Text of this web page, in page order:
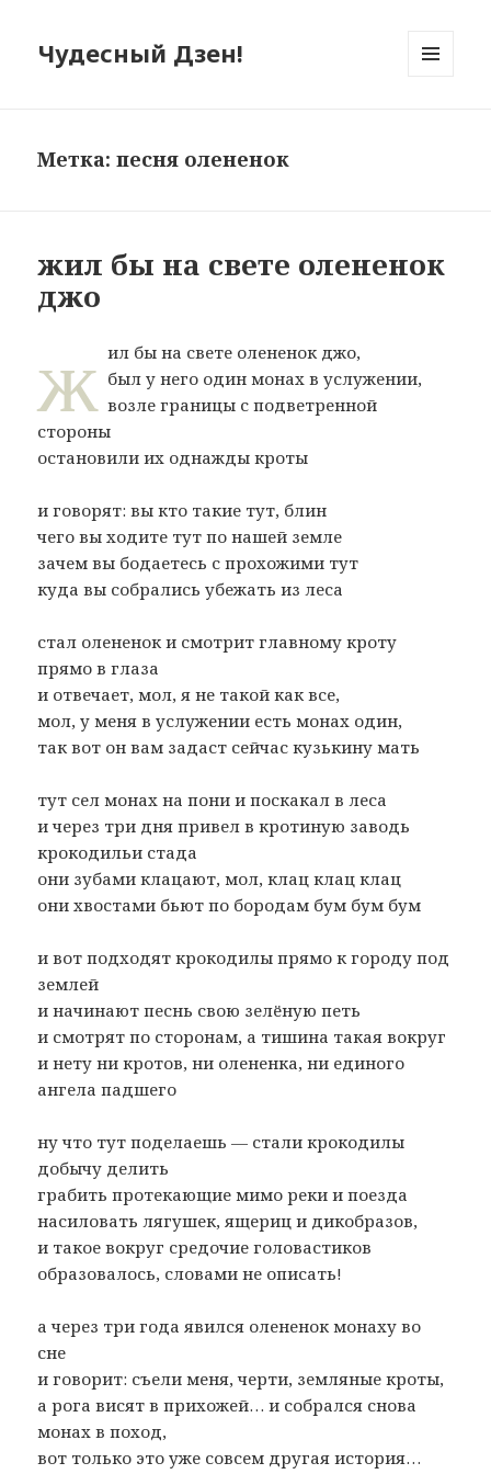
Чудесный Дзен!
Метка: песня олененок
жил бы на свете олененок
джо
ж ил бы на свете олененок джо,
был у него один монах в услужении,
возле границы с подветренной
стороны
остановили их однажды кроты
и говорят: вы кто такие тут, блин
чего вы ходите тут по нашей земле
зачем вы бодаетесь с прохожими тут
куда вы собрались убежать из леса
стал олененок и смотрит главному кроту
прямо в глаза
и отвечает, мол, я не такой как все,
мол, у меня в услужении есть монах один,
так вот он вам задаст сейчас кузькину мать
тут сел монах на пони и поскакал в леса
и через три дня привел в кротиную заводь
крокодильи стада
они зубами клацают, мол, клац клац клац
они хвостами бьют по бородам бум бум бум
и вот подходят крокодилы прямо к городу под
землей
и начинают песнь свою зелёную петь
и смотрят по сторонам, а тишина такая вокруг
и нету ни кротов, ни олененка, ни единого
ангела падшего
ну что тут поделаешь — стали крокодилы
добычу делить
грабить протекающие мимо реки и поезда
насиловать лягушек, ящериц и дикобразов,
и такое вокруг средочие головастиков
образовалось, словами не описать!
а через три года явился олененок монаху во
сне
и говорит: съели меня, черти, земляные кроты,
а рога висят в прихожей… и собрался снова
монах в поход,
вот только это уже совсем другая история…